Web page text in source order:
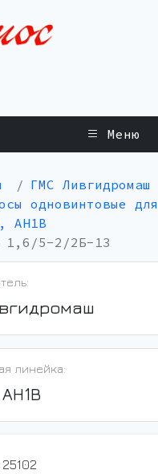
Меню
ГМС Ливгидромаш
одновинтовые
АН1В
1,6/5-2/2Б-13
линейка: